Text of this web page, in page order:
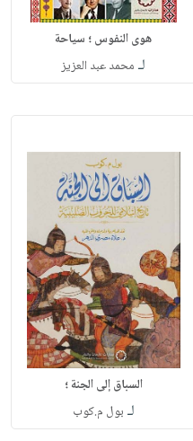
هوى النفوس ؛ سياحة
لـ محمد عبد العزيز
السباق إلى الجنة ؛
لـ بول م.كوب